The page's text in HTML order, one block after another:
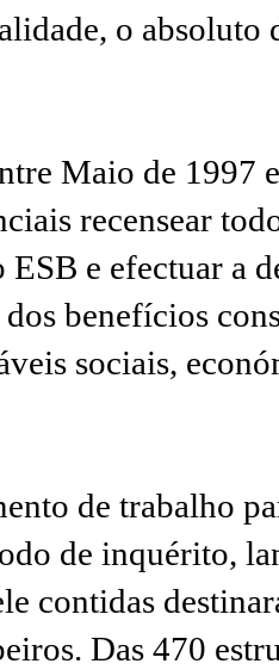
o absoluto
Maio de 1997
recensear
e efectuar a
benefícios
sociais,
de trabalho
de inquérito,
contidas
Das 470